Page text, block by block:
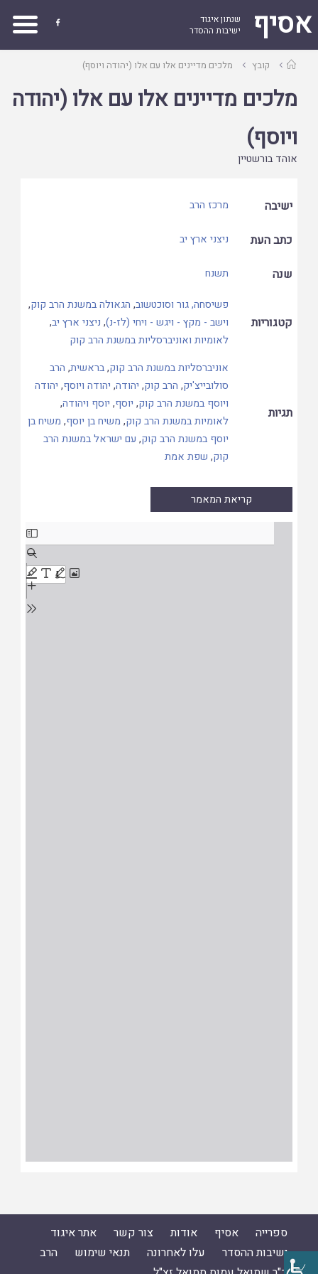
אסיף
שנתון איגוד
ישיבות ההסדר

עמודקובץ מלכים מדיינים אלו עם אלו (יהודה ויוסף)
מלכים מדיינים אלו עם אלו (יהודה
ויוסף)
אוהד בורשטיין
ישיבה מרכז הרב
כתב העת ניצני ארץ יב
שנה תשנח
קטגוריות
פשיסחה, גור וסוכטשוב, הגאולה במשנת הרב קוק,
וישב - מקץ - ויגש - ויחי (לז-נ), ניצני ארץ יב,
לאומיות ואוניברסליות במשנת הרב קוק
תגיות
אוניברסליות במשנת הרב קוק,בראשית, הרב
סולובייצ'יק, הרב קוק, יהודה, יהודה ויוסף, יהודה
ויוסף במשנת הרב קוק, יוסף, יוסף ויהודה,
לאומיות במשנת הרב קוק, משיח בן יוסף, משיח בן
יוסף במשנת הרב קוק, עם ישראל במשנת הרב
קוק, שפת אמת
קריאת המאמר
ספרייה אסיף אודות צור קשר
אתר איגוד
ישיבות ההסדר
עלו לאחרונה תנאי שימוש
הרב